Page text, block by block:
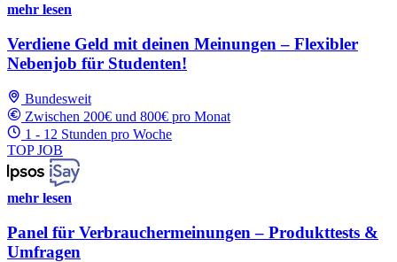
mehr lesen
Verdiene Geld mit deinen Meinungen – Flexibler
Nebenjob für Studenten!
Bundesweit
Zwischen 200€ und 800€ pro Monat
1 - 12 Stunden pro Woche
TOP JOB
mehr lesen
Panel für Verbrauchermeinungen – Produkttests &
Umfragen